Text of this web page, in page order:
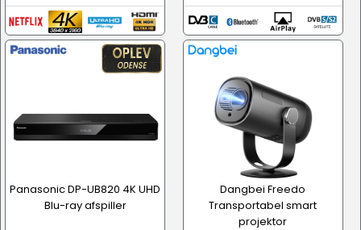
Panasonic DP-UB820 4K UHD
Blu-ray afspiller
Dangbei Freedo
Transportabel smart
projektor